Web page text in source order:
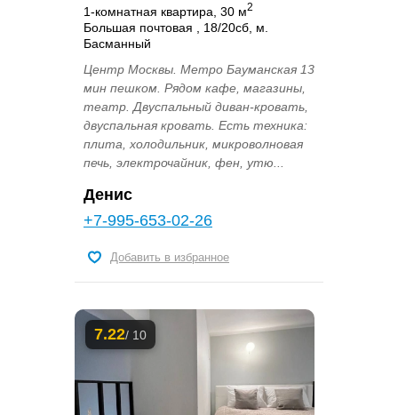
1-комнатная квартира, 30 м2
Большая почтовая , 18/20сб, м.
Басманный
Центр Москвы. Метро Бауманская 13
мин пешком. Рядом кафе, магазины,
театр. Двуспальный диван-кровать,
двуспальная кровать. Есть техника:
плита, холодильник, микроволновая
печь, электрочайник, фен, утю...
Денис
+7-995-653-02-26
Добавить в избранное
7.22/ 10